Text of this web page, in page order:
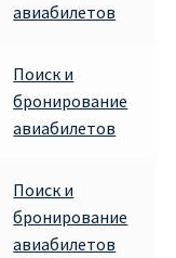
авиабилетов
Поиск и
бронирование
авиабилетов
Поиск и
бронирование
авиабилетов